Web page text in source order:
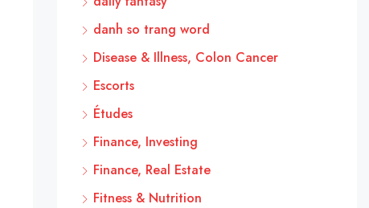
danh so trang word
Disease & Illness, Colon Cancer
Escorts
Études
Finance, Investing
Finance, Real Estate
Fitness & Nutrition